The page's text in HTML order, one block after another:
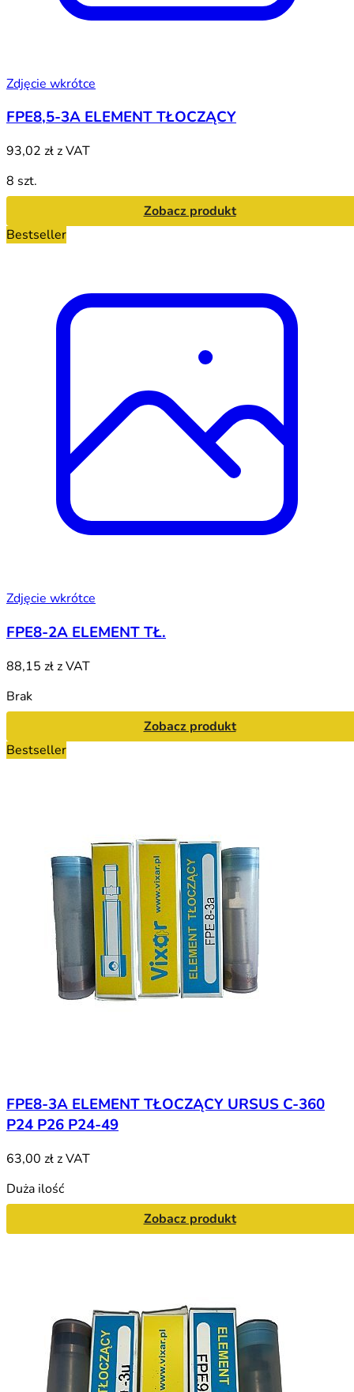
Zdjęcie wkrótce
FPE8,5-3A ELEMENT TŁOCZĄCY
93,02 złz VAT
8 szt.
Zobacz produkt
Bestseller
Zdjęcie wkrótce
FPE8-2A ELEMENT TŁ.
88,15 złz VAT
Brak
Zobacz produkt
Bestseller
FPE8-3A ELEMENT TŁOCZĄCY URSUS C-360
P24 P26 P24-49
63,00 złz VAT
Duża ilość
Zobacz produkt